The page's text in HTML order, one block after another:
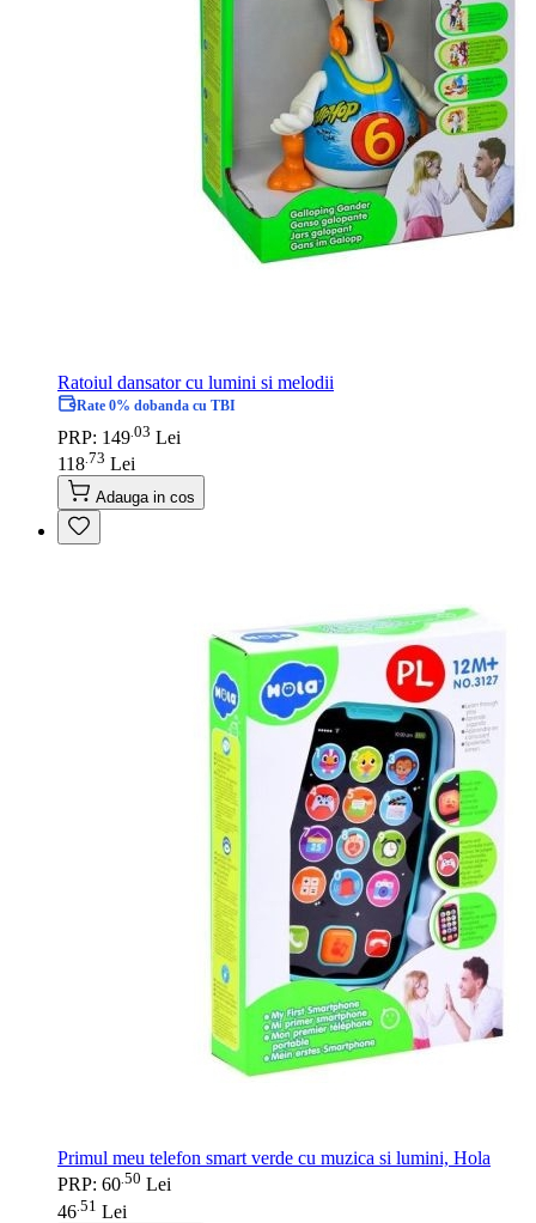
Ratoiul dansator cu lumini si melodii
Rate 0% dobanda cu TBI
PRP: 149 03 Lei
118 73 Lei
Adauga in cos
Primul meu telefon smart verde cu muzica si lumini, Hola
PRP: 60 50 Lei
46 51 Lei